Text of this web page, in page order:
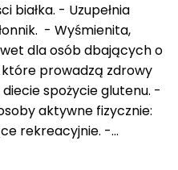
białka. - Uzupełnia
- Wyśmienita,
dla osób dbających o
które prowadzą zdrowy
spożycie glutenu. -
aktywne fizycznie:
rekreacyjnie. -...